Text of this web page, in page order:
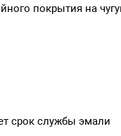
покрытия на
срок службы эмали